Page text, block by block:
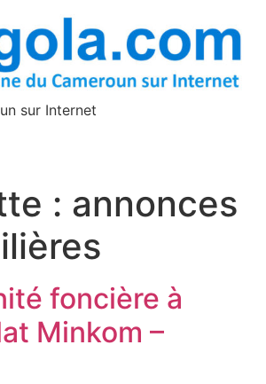
sur Internet
: annonces
foncière à
Minkom –